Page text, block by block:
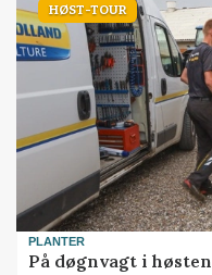
HØST-TOUR
PLANTER
På døgnvagt i høsten